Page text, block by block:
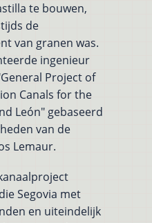
te bouwen,
de
van granen was.
ingenieur
Project of
Canals for the
León" gebaseerd
van de
Lemaur.
Segovia met
en uiteindelijk